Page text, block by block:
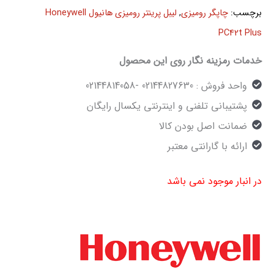
برچسب: چاپگر رومیزی,
لیبل پرینتر رومیزی هانیول Honeywell
PC42t Plus
خدمات رمزینه نگار روی این محصول
واحد فروش : 02144827630 -02144814058
پشتیبانی تلفنی و اینترنتی یکسال رایگان
ضمانت اصل بودن کالا
ارائه با گارانتی معتبر
در انبار موجود نمی باشد